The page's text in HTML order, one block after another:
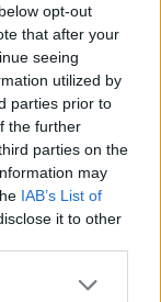
opt-out
that after your
seeing
utilized by
parties prior to
the further
parties on the
may
IAB’s List of
it to other
της
στήριξη στις